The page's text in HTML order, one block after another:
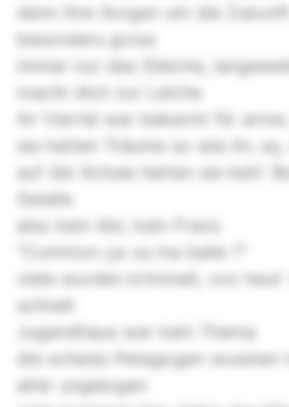
denn ihre Sorgen um die
besonders gross
immer nur das Gleiche,
macht dich zur Leiche
ihr Viertel war bekannt für
sie hatten Träume so wie ihr, ey,
auf die Schule hatten sie kein'
Gelalle
also kein Abi, kein Franz.
"Common ça va ma belle ?"
viele wurden kriminell, von
schnell
Jugendhaus war kein Thema
die scheiss Petagogen
alter ungelogen